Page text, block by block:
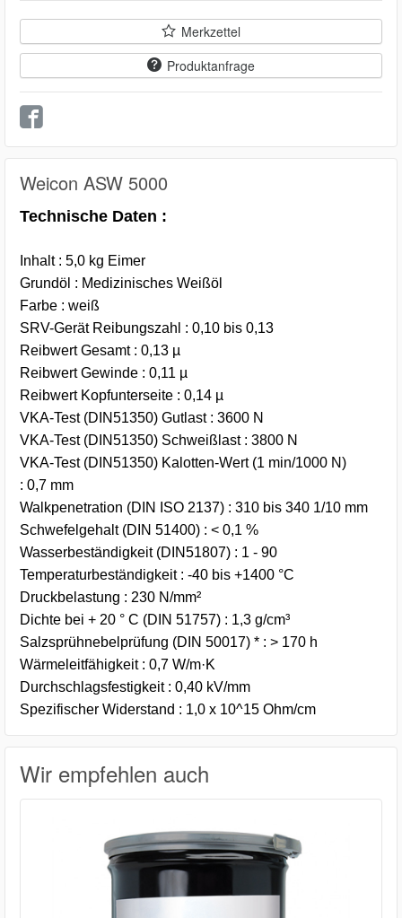
Merkzettel
Produktanfrage
Weicon ASW 5000
Technische Daten :
Inhalt : 5,0 kg Eimer
Grundöl : Medizinisches Weißöl
Farbe : weiß
SRV-Gerät Reibungszahl : 0,10 bis 0,13
Reibwert Gesamt : 0,13 µ
Reibwert Gewinde : 0,11 µ
Reibwert Kopfunterseite : 0,14 µ
VKA-Test (DIN51350) Gutlast : 3600 N
VKA-Test (DIN51350) Schweißlast : 3800 N
VKA-Test (DIN51350) Kalotten-Wert (1 min/1000 N)
: 0,7 mm
Walkpenetration (DIN ISO 2137) : 310 bis 340 1/10 mm
Schwefelgehalt (DIN 51400) : < 0,1 %
Wasserbeständigkeit (DIN51807) : 1 - 90
Temperaturbeständigkeit : -40 bis +1400 °C
Druckbelastung : 230 N/mm²
Dichte bei + 20 ° C (DIN 51757) : 1,3 g/cm³
Salzsprühnebelprüfung (DIN 50017) * : > 170 h
Wärmeleitfähigkeit : 0,7 W/m·K
Durchschlagsfestigkeit : 0,40 kV/mm
Spezifischer Widerstand : 1,0 x 10^15 Ohm/cm
Wir empfehlen auch